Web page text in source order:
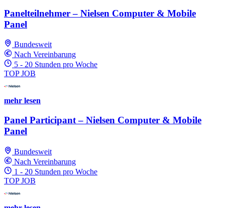
Panelteilnehmer – Nielsen Computer & Mobile
Panel
Bundesweit
Nach Vereinbarung
5 - 20 Stunden pro Woche
TOP JOB
mehr lesen
Panel Participant – Nielsen Computer & Mobile
Panel
Bundesweit
Nach Vereinbarung
1 - 20 Stunden pro Woche
TOP JOB